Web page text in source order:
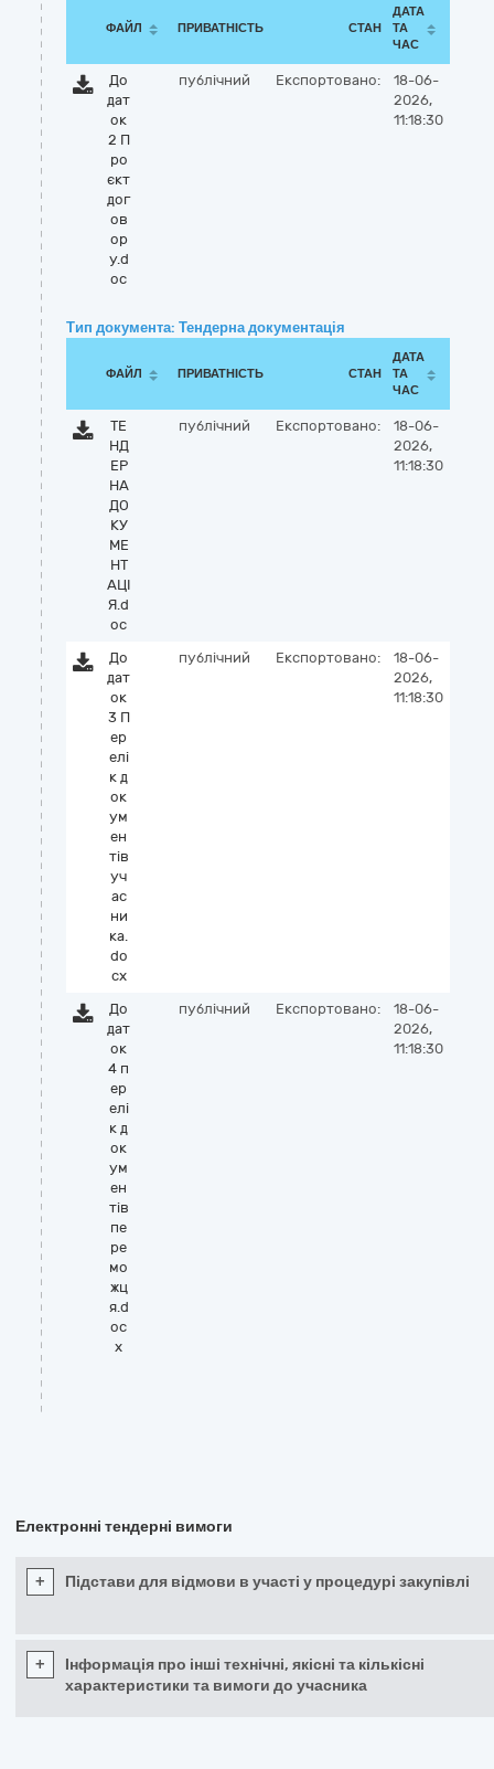
ФАЙЛ ПРИВАТНІСТЬ СТАН
ДАТА
ТА
ЧАС
До
дат
ок
2 П
ро
єкт
дог
ов
ор
у.d
oc
публічний Експортовано:
18-06-
2026,
11:18:30
Тип документа: Тендерна документація
ФАЙЛ ПРИВАТНІСТЬ СТАН
ДАТА
ТА
ЧАС
ТЕ
НД
ЕР
НА
ДО
КУ
МЕ
НТ
АЦІ
Я.d
oc
публічний Експортовано:
18-06-
2026,
11:18:30
До
дат
ок
3 П
ер
елі
к д
ок
ум
ен
тів
уч
ас
ни
ка.
do
cx
публічний Експортовано:
18-06-
2026,
11:18:30
До
дат
ок
4 п
ер
елі
к д
ок
ум
ен
тів
пе
ре
мо
жц
я.d
oc
x
публічний Експортовано:
18-06-
2026,
11:18:30
Електронні тендерні вимоги
+ Підстави для відмови в участі у процедурі закупівлі
+
Інформація про інші технічні, якісні та кількісні
характеристики та вимоги до учасника